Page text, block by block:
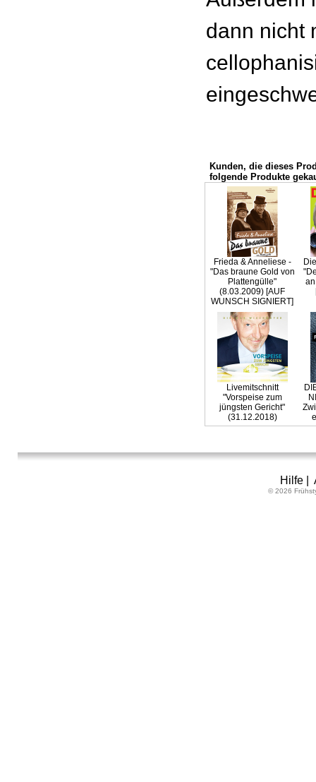
dann nicht
Kunden, die dieses
folgende Produkte
Frieda & Anneliese -
"Das braune Gold von
Plattengülle"
(8.03.2009) [AUF
WUNSCH SIGNIERT]
Livemitschnitt
"Vorspeise zum
jüngsten Gericht"
(31.12.2018)
Hilfe|
© 2026